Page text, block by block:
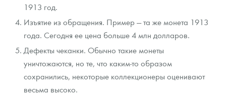
1913 год.
Изъятие из обращения. Пример — та же монета 1913
года. Сегодня ее цена больше 4 млн долларов.
Дефекты чеканки. Обычно такие монеты
уничтожаются, но те, что каким-то образом
сохранились, некоторые коллекционеры оценивают
весьма высоко.